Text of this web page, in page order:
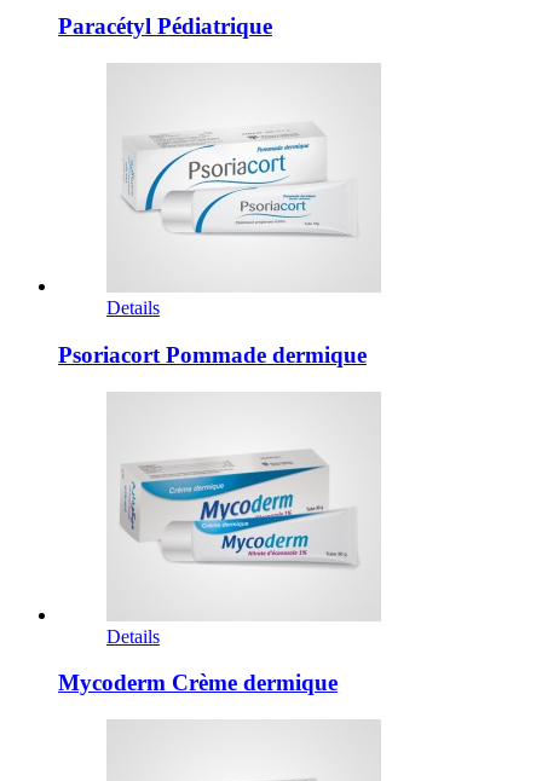
Paracétyl Pédiatrique
Details
Psoriacort Pommade dermique
Details
Mycoderm Crème dermique